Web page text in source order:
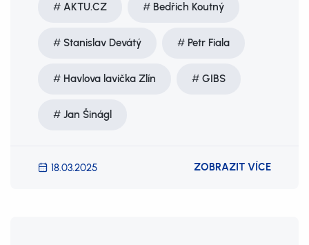
AKTU.CZ Bedřich Koutný
Stanislav Devátý Petr Fiala
Havlova lavička Zlín GIBS
Jan Šinágl
18.03.2025 ZOBRAZIT VÍCE